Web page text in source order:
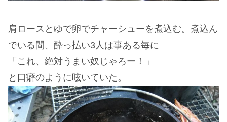
肩ロースとゆで卵でチャーシューを煮込む。煮込ん
でいる間、酔っ払い3人は事ある毎に
「これ、絶対うまい奴じゃろー！」
と口癖のように呟いていた。